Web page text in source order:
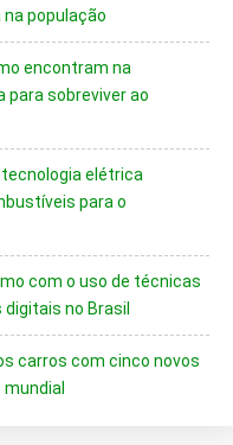
população
encontram na
para sobreviver ao
elétrica
para o
com o uso de técnicas
no Brasil
carros com cinco novos